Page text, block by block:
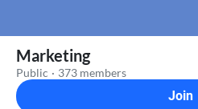
Marketing
Public · 373 members
Join